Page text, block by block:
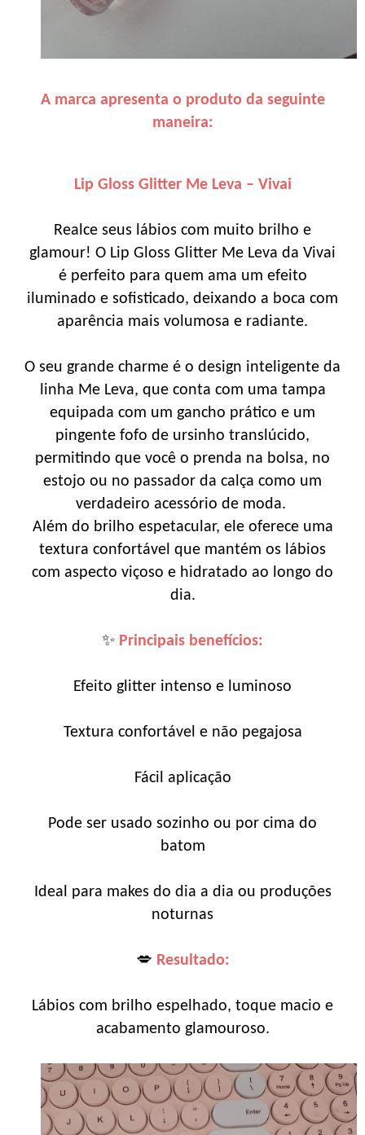
A marca apresenta o produto da seguinte
maneira:
Lip Gloss Glitter Me Leva – Vivai
Realce seus lábios com muito brilho e
glamour! O Lip Gloss Glitter Me Leva da Vivai
é perfeito para quem ama um efeito
iluminado e sofisticado, deixando a boca com
aparência mais volumosa e radiante.
O seu grande charme é o design inteligente da
linha Me Leva, que conta com uma tampa
equipada com um gancho prático e um
pingente fofo de ursinho translúcido,
permitindo que você o prenda na bolsa, no
estojo ou no passador da calça como um
verdadeiro acessório de moda.
Além do brilho espetacular, ele oferece uma
textura confortável que mantém os lábios
com aspecto viçoso e hidratado ao longo do
dia.
✨ Principais benefícios:
Efeito glitter intenso e luminoso
Textura confortável e não pegajosa
Fácil aplicação
Pode ser usado sozinho ou por cima do
batom
Ideal para makes do dia a dia ou produções
noturnas
💋 Resultado:
Lábios com brilho espelhado, toque macio e
acabamento glamouroso.